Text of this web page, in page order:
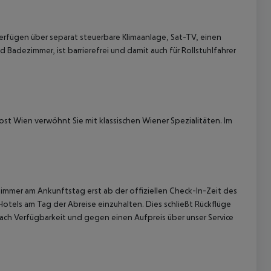
über separat steuerbare Klimaanlage, Sat-TV, einen
Badezimmer, ist barrierefrei und damit auch für Rollstuhlfahrer
Wien verwöhnt Sie mit klassischen Wiener Spezialitäten. Im
am Ankunftstag erst ab der offiziellen Check-In-Zeit des
am Tag der Abreise einzuhalten. Dies schließt Rückflüge
Verfügbarkeit und gegen einen Aufpreis über unser Service